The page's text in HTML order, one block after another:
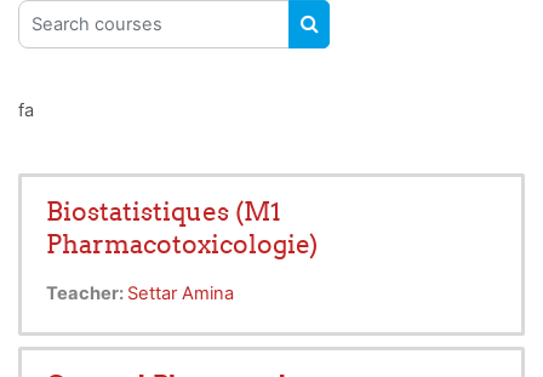
Search courses
SEARCH COURSES
fa
Biostatistiques (M1
Pharmacotoxicologie)
Teacher: Settar Amina